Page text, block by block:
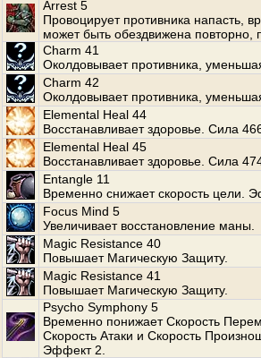
Arrest 5
Провоцирует противника напасть,
может быть обездвижена повторно,
Charm 41
Околдовывает противника,
Charm 42
Околдовывает противника,
Elemental Heal 44
Восстанавливает здоровье. Сила
Elemental Heal 45
Восстанавливает здоровье. Сила
Entangle 11
Временно снижает скорость цели.
Focus Mind 5
Увеличивает восстановление маны.
Magic Resistance 40
Повышает Магическую Защиту.
Magic Resistance 41
Повышает Магическую Защиту.
Psycho Symphony 5
Временно понижает Скорость
Скорость Атаки и Скорость
Эффект 2.